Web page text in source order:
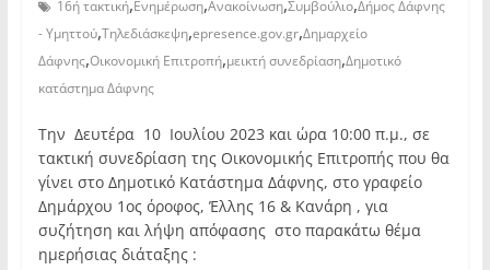
16ή τακτική Ενημέρωση Ανακοίνωση Συμβούλιο Δήμος Δάφνης
- Υμηττού,Τηλεδιάσκεψη,epresence.gov.gr,Δημαρχείο
Δάφνης,Οικονομική Επιτροπή,μεικτή συνεδρίαση,Δημοτικό
κατάστημα Δάφνης
Την Δευτέρα 10 Ιουλίου 2023 και ώρα 10:00 π.μ., σε
τακτική συνεδρίαση της Οικονομικής Επιτροπής που θα
γίνει στο Δημοτικό Κατάστημα Δάφνης, στο γραφείο
Δημάρχου 1ος όροφος, Έλλης 16 & Κανάρη , για
συζήτηση και λήψη απόφασης στο παρακάτω θέμα
ημερήσιας διάταξης :